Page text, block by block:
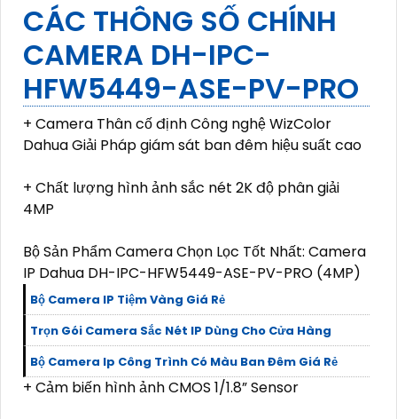
CÁC THÔNG SỐ CHÍNH
CAMERA DH-IPC-
HFW5449-ASE-PV-PRO
+ Camera Thân cố định Công nghệ WizColor
Dahua Giải Pháp giám sát ban đêm hiệu suất cao
+ Chất lượng hình ảnh sắc nét 2K độ phân giải
4MP
Bộ Sản Phẩm Camera Chọn Lọc Tốt Nhất: Camera
IP Dahua DH-IPC-HFW5449-ASE-PV-PRO (4MP)
Bộ Camera IP Tiệm Vàng Giá Rẻ
Trọn Gói Camera Sắc Nét IP Dùng Cho Cửa Hàng
Bộ Camera Ip Công Trình Có Màu Ban Đêm Giá Rẻ
+ Cảm biến hình ảnh CMOS 1/1.8” Sensor